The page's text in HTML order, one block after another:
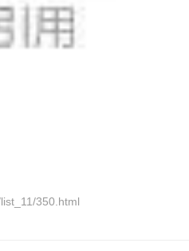
350.html